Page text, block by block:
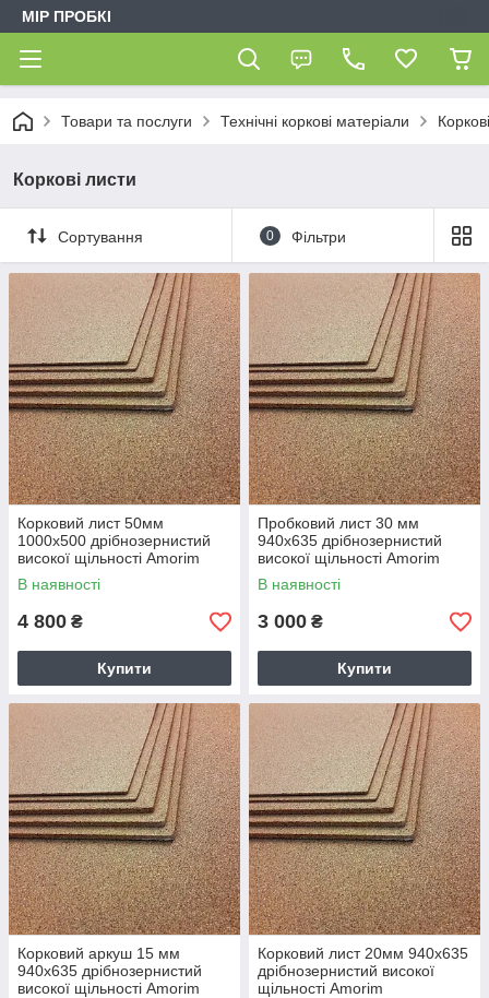
МІР ПРОБКІ
Товари та послуги Технічні коркові матеріали
Коркові листи
Сортування 0 Фільтри
Корковий лист 50мм
1000x500 дрібнозернистий
високої щільності Amorim
В наявності
4 800 ₴
Купити
Пробковий лист 30 мм
940х635 дрібнозернистий
високої щільності Amorim
В наявності
3 000 ₴
Купити
Корковий аркуш 15 мм
940х635 дрібнозернистий
високої щільності Amorim
Корковий лист 20мм 940х635
дрібнозернистий високої
щільності Amorim